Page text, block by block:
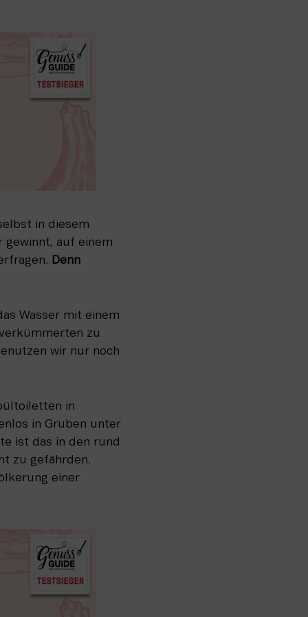
in diesem
gewinnt, auf einem
Denn
Wasser mit einem
zu
wir nur noch
in
in Gruben unter
ist das in den rund
zu gefährden.
einer